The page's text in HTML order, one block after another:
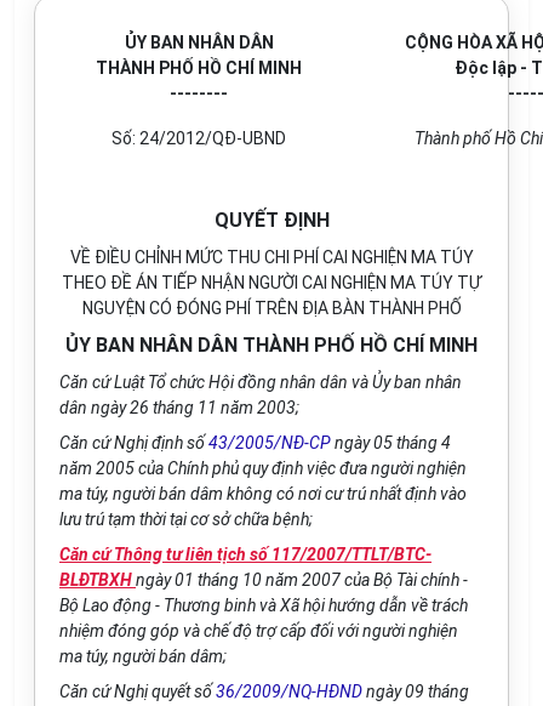
ỦY BAN NHÂN DÂN
THÀNH PHỐ HỒ CHÍ MINH
--------
CỘNG HÒA XÃ
Độc lập -
Số: 24/2012/QĐ-UBND Thành phố Hồ
QUYẾT ĐỊNH
VỀ ĐIỀU CHỈNH MỨC THU CHI PHÍ CAI NGHIỆN MA TÚY
THEO ĐỀ ÁN TIẾP NHẬN NGƯỜI CAI NGHIỆN MA TÚY TỰ
NGUYỆN CÓ ĐÓNG PHÍ TRÊN ĐỊA BÀN THÀNH PHỐ
ỦY BAN NHÂN DÂN THÀNH PHỐ HỒ CHÍ MINH
Căn cứ Luật Tổ chức Hội đồng nhân dân và Ủy ban nhân
dân ngày 26 tháng 11 năm 2003;
Căn cứ Nghị định số43/2005/NĐ-CPngày 05 tháng 4
năm 2005 của Chính phủ quy định việc đưa người nghiện
ma túy, người bán dâm không có nơi cư trú nhất định vào
lưu trú tạm thời tại cơ sở chữa bệnh;
Căn cứ Thông tư liên tịch số 117/2007/TTLT/BTC-
BLĐTBXHngày 01 tháng 10 năm 2007 của Bộ Tài chính -
Bộ Lao động - Thương binh và Xã hội hướng dẫn về trách
nhiệm đóng góp và chế độ trợ cấp đối với người nghiện
ma túy, người bán dâm;
Căn cứ Nghị quyết số36/2009/NQ-HĐNDngày 09 tháng